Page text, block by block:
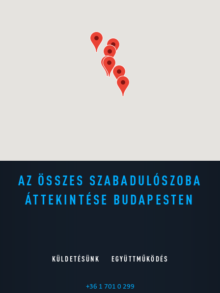
AZ ÖSSZES SZABADULÓSZOBA
ÁTTEKINTÉSE BUDAPESTEN
KÜLDETÉSÜNK EGYÜTTMŰKÖDÉS
+36 1 701 0 299